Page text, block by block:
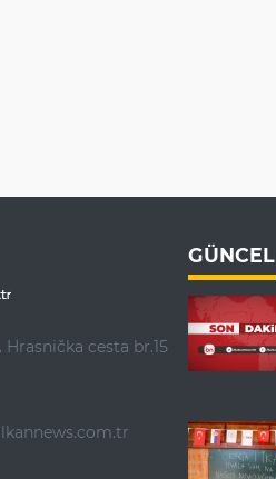
Hrasnička cesta br.15
GÜNCEL